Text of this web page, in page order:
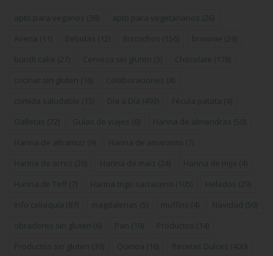
apto para veganos (38) apto para vegetarianos (26)
Avena (11) Bebidas (12) Bizcochos (156) brownie (29)
bundt cake (27) Cerveza sin gluten (3) Chocolate (178)
cocinar sin gluten (16) Colaboraciones (4)
comida saludable (15) Día a Día (493) Fécula patata (4)
Galletas (72) Guías de viajes (6) Harina de almendras (50)
Harina de altramuz (9) Harina de amaranto (7)
Harina de arroz (26) Harina de maiz (24) Harina de mijo (4)
Harina de Teff (7) Harina trigo sarraceno (105) Helados (29)
Info celiaquía (87) magdalenas (5) muffins (4) Navidad (50)
obradores sin gluten (6) Pan (19) Productos (14)
Productos sin gluten (39) Quinoa (16) Recetas Dulces (400)